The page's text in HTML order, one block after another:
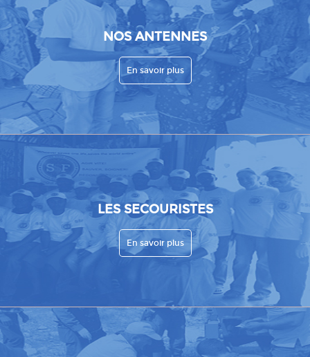
NOS ANTENNES
En savoir plus
LES SECOURISTES
En savoir plus